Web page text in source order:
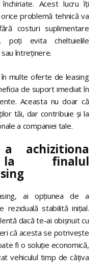
Acest lucru îți
problemă tehnică va
costuri suplimentare
poți evita cheltuielile
întreținere.
multe oferte de leasing
de suport imediat în
Aceasta nu doar că
tăi, dar contribuie și la
a companiei tale.
achizitiona
la finalul
ai opțiunea de a
reziduală stabilită inițial.
dacă te-ai obișnuit cu
că acesta se potrivește
fi o soluție economică,
vehiculul timp de câțiva